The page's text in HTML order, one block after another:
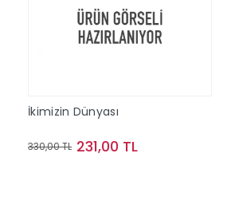
İkimizin Dünyası
330,00 TL 231,00 TL